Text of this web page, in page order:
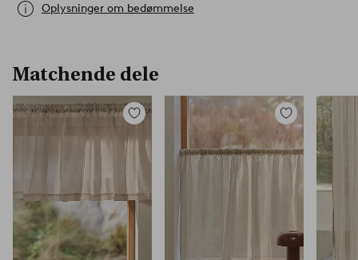
Oplysninger om bedømmelse
Matchende dele
Tilføj
favoritter
Tilføj
til
favoritter